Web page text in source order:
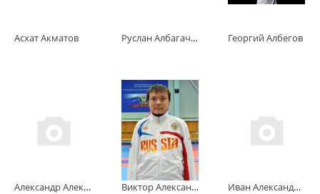
Асхат Акматов Руслан Албагачиев Георгий Албегов
Александр Александров Виктор Александров Иван Александров